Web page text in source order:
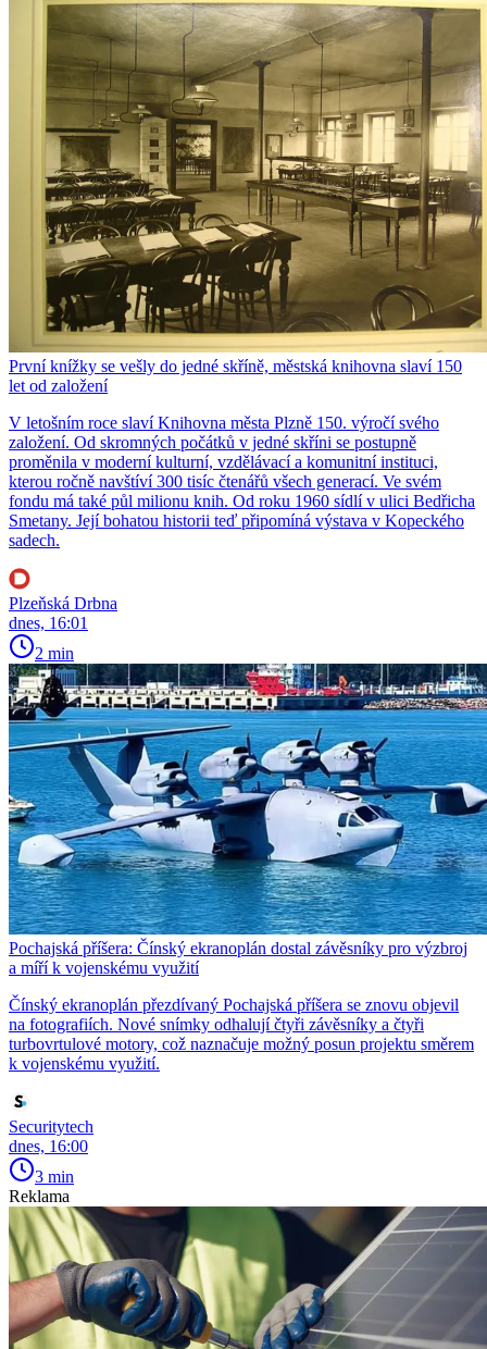
První knížky se vešly do jedné skříně, městská knihovna slaví 150
let od založení
V letošním roce slaví Knihovna města Plzně 150. výročí svého
založení. Od skromných počátků v jedné skříni se postupně
proměnila v moderní kulturní, vzdělávací a komunitní instituci,
kterou ročně navštíví 300 tisíc čtenářů všech generací. Ve svém
fondu má také půl milionu knih. Od roku 1960 sídlí v ulici Bedřicha
Smetany. Její bohatou historii teď připomíná výstava v Kopeckého
sadech.
Plzeňská Drbna
dnes, 16:01
2 min
Pochajská příšera: Čínský ekranoplán dostal závěsníky pro výzbroj
a míří k vojenskému využití
Čínský ekranoplán přezdívaný Pochajská příšera se znovu objevil
na fotografiích. Nové snímky odhalují čtyři závěsníky a čtyři
turbovrtulové motory, což naznačuje možný posun projektu směrem
k vojenskému využití.
Securitytech
dnes, 16:00
3 min
Reklama